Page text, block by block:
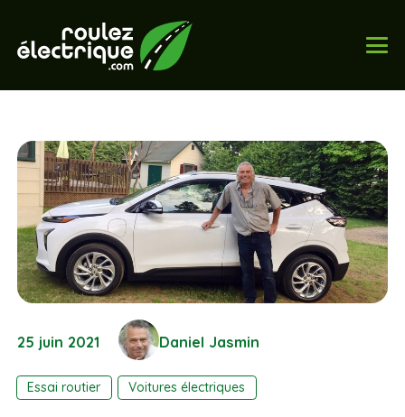
25 juin 2021 Daniel Jasmin
Essai routier Voitures électriques